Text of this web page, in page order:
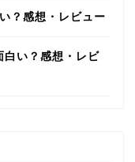
？感想・レビュー
白い？感想・レビ